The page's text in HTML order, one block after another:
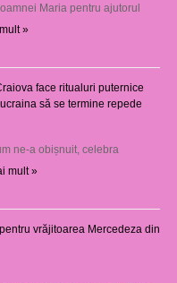
Maria pentru ajutorul
»
face ritualuri puternice
să se termine repede
ne-a obișnuit, celebra
mult »
vrăjitoarea Mercedeza din